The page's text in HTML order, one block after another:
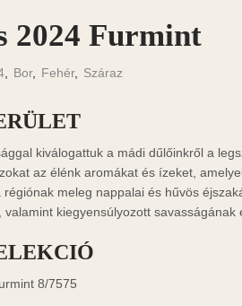
2024 Furmint
Bor, Fehér, Száraz
kiválogattuk a mádi dűlőinkről a
az élénk aromákat és ízeket,
régiónak meleg nappalai és hűvös
kiegyensúlyozott savasságának
8/7575